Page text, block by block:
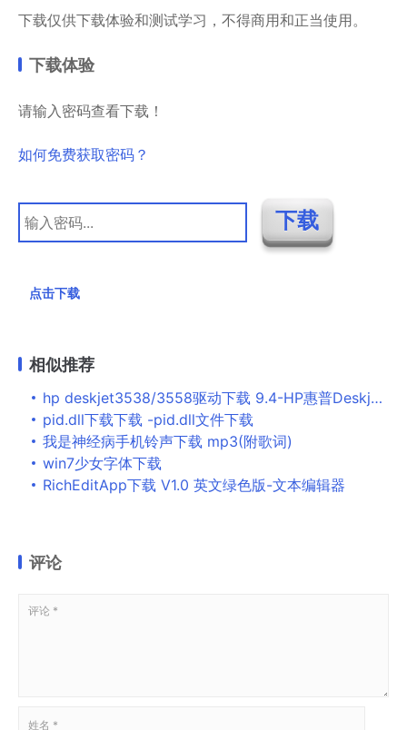
下载仅供下载体验和测试学习，不得商用和正当使用。
下载体验
请输入密码查看下载！
如何免费获取密码？
点击下载
相似推荐
hp deskjet3538/3558驱动下载 9.4-HP惠普Deskjet 3538
pid.dll下载下载 -pid.dll文件下载
我是神经病手机铃声下载 mp3(附歌词)
win7少女字体下载
RichEditApp下载 V1.0 英文绿色版-文本编辑器
评论